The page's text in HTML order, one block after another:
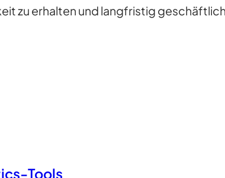
zu erhalten und langfristig
Tools